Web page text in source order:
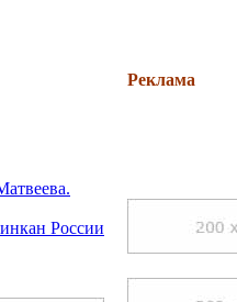
Реклама
России